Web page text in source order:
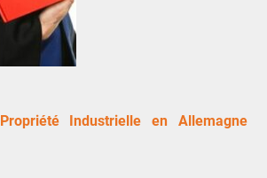
Industrielle en Allemagne